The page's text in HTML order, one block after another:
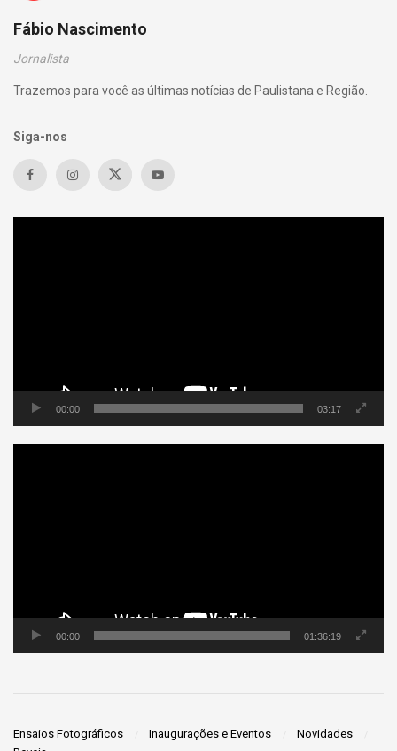
Fábio Nascimento
Jornalista
Trazemos para você as últimas notícias de Paulistana e Região.
Siga-nos
00:00 03:17
00:00 01:36:19
Ensaios Fotográficos Inaugurações e Eventos
Novidades